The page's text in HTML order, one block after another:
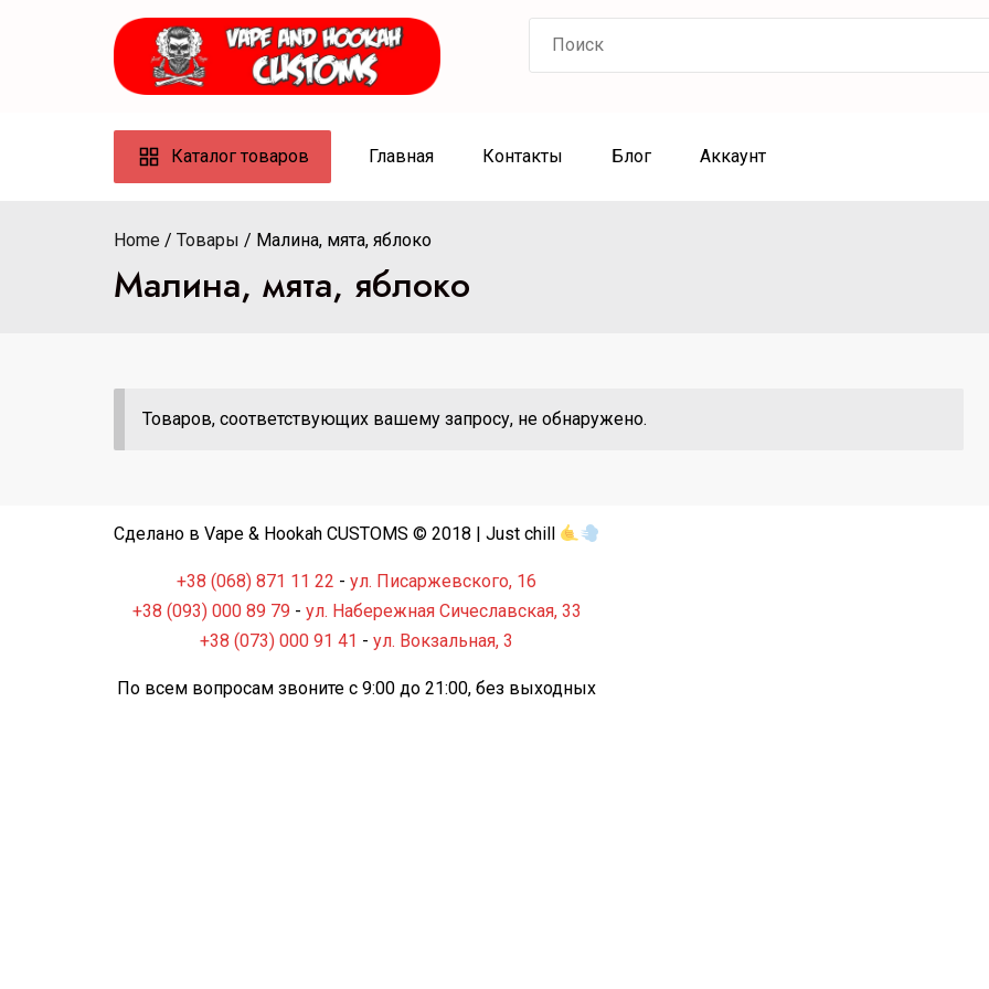
for:
Каталог товаров Главная Контакты Блог Аккаунт
Home Товары Малина, мята, яблоко
Малина, мята, яблоко
Товаров, соответствующих вашему запросу, не обнаружено.
Сделано в Vape & Hookah CUSTOMS © 2018 | Just chill
+38 (068) 871 11 22 -ул. Писаржевского, 16
+38 (093) 000 89 79 - ул. Набережная Сичеславская, 33
+38 (073) 000 91 41 -ул. Вокзальная, 3
По всем вопросам звоните с 9:00 до 21:00, без выходных